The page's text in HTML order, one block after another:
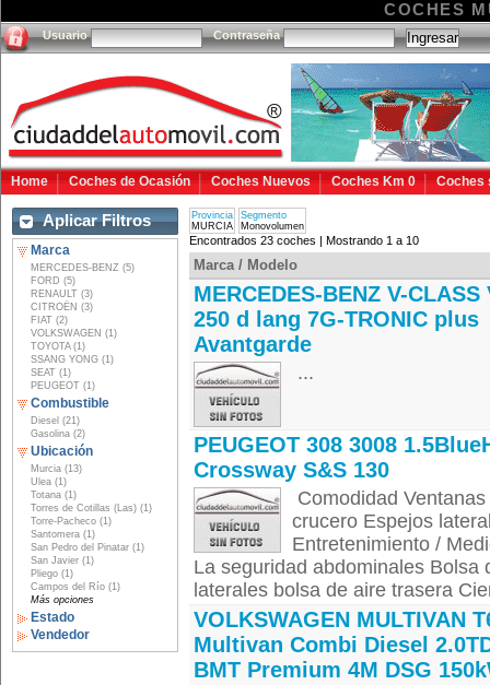
COCHES
Usuario Contraseña
Home Coches de Ocasión Coches Nuevos Coches Km 0 Coches
Aplicar Filtros
Marca
MERCEDES-BENZ (5)
FORD (5)
RENAULT (3)
CITROËN (3)
FIAT (2)
VOLKSWAGEN (1)
TOYOTA (1)
SSANG YONG (1)
SEAT (1)
PEUGEOT (1)
Combustible
Diesel (21)
Gasolina (2)
Ubicación
Murcia (13)
Ulea (1)
Totana (1)
Torres de Cotillas (Las) (1)
Torre-Pacheco (1)
Santomera (1)
San Pedro del Pinatar (1)
San Javier (1)
Pliego (1)
Campos del Río (1)
Más opciones
Estado
Vendedor
Provincia
MURCIA
Segmento
Monovolumen
Encontrados 23 coches | Mostrando 1 a 10
Marca / Modelo
MERCEDES-BENZ V-CLASS
250 d lang 7G-TRONIC plus
Avantgarde
...
PEUGEOT 308 3008
Crossway S&S 130
Comodidad
crucero Espejos
Entretenimiento /
La seguridad abdominales
laterales bolsa de aire trasera
VOLKSWAGEN MULTIVAN
Multivan Combi Diesel
BMT Premium 4M DSG